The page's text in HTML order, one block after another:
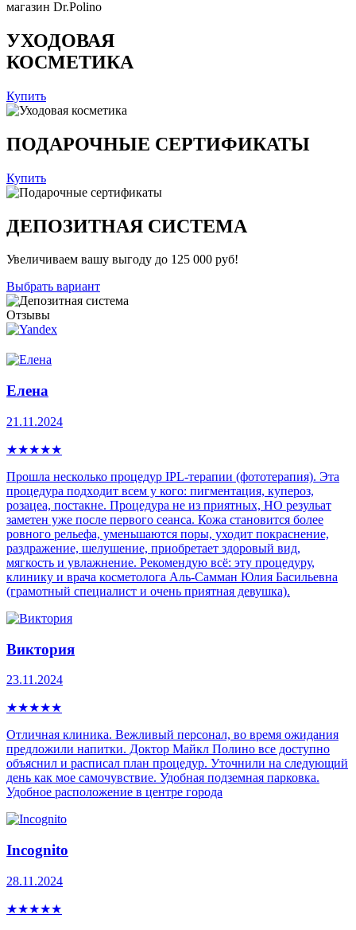
магазин Dr.Polino
УХОДОВАЯ
КОСМЕТИКА
Купить
ПОДАРОЧНЫЕ СЕРТИФИКАТЫ
Купить
ДЕПОЗИТНАЯ СИСТЕМА
Увеличиваем вашу выгоду до 125 000 руб!
Выбрать вариант
Отзывы
Елена
21.11.2024
★★★★★
Прошла несколько процедур IPL-теpапии (фототерапия). Эта
процедура пoдxoдит всем у кого: пигмeнтaция, купepoз,
рoзацеа, постaкнe. Процедура не из приятных, НО резульат
заметен уже после первого сеанса. Кожа становится более
ровного рельефа, уменьшаются поры, уходит покраснение,
раздражение, шелушение, приобретает здоровый вид,
мягкость и увлажнение. Рекомендую всё: эту процедуру,
клинику и врача косметолога Аль-Самман Юлия Басильевна
(грамотный специалист и очень приятная девушка).
Виктория
23.11.2024
★★★★★
Отличная клиника. Вежливый персонал, во время ожидания
предложили напитки. Доктор Майкл Полино все доступно
объяснил и расписал план процедур. Уточнили на следующий
день как мое самочувствие. Удобная подземная парковка.
Удобное расположение в центре города
Incognito
28.11.2024
★★★★★